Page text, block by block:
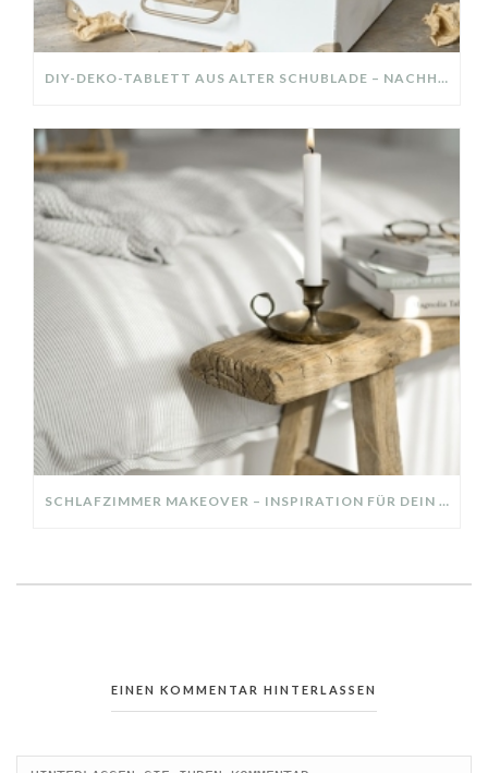
DIY-DEKO-TABLETT AUS ALTER SCHUBLADE – NACHHALTIGE HERBSTDEKO SELBER MACHEN!
SCHLAFZIMMER MAKEOVER – INSPIRATION FÜR DEIN SCHLAFZIMMER: AUS ALT MACH NEU – HELL, GEMÜTLICH UND EINLADEND
EINEN KOMMENTAR HINTERLASSEN